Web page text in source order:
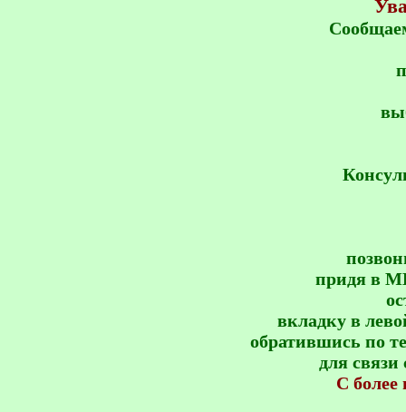
придя в
вкладку в
обратившись по
для
С более